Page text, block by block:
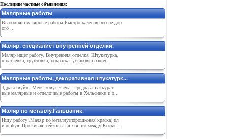
Последние частные объявления:
Малярные работы
Выполняю малярные работы.Быстро качественно не дор
ого ...
Маляр, специалист внутренней отделки.
Маляр ищет работу. Внутренняя отделка. Штукатурка,
шпатлёвка, грунтовка, покраска, установка налич...
Малярные работы, декоративная штукатурк...
Здравствуйте! Меня зовут Елена. Предлагаю аккурат
ные малярные и отделочные работы в Хельсинки и о...
Маляр по металлу.Гальваник.
Ищу работу .Маляр по металлу(порошковая краска) ил
и любую.Проживаю сейчас в Пюхтя,это между Котко...